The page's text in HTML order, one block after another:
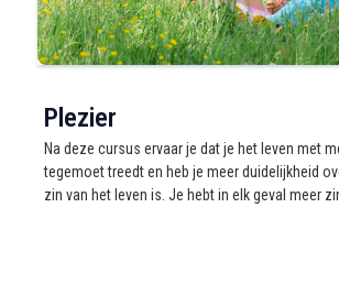
Plezier
Na deze cursus ervaar je dat je het leven met
tegemoet treedt en heb je meer duidelijkheid
zin van het leven is. Je hebt in elk geval meer